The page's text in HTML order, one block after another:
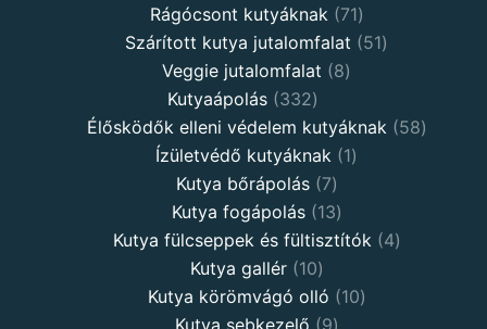
Rágócsont kutyáknak 7171
products
Szárított kutya jutalomfalat 5151
Veggie jutalomfalat 88
Kutyaápolás 332332
products
Élősködők elleni védelem kutyáknak 5858
Ízületvédő kutyáknak 11
Kutya bőrápolás 77
products
Kutya fogápolás 1313
products
Kutya fülcseppek és fültisztítók 44
Kutya gallér 1010
products
Kutya körömvágó olló 1010
Kutya sebkezelő 99